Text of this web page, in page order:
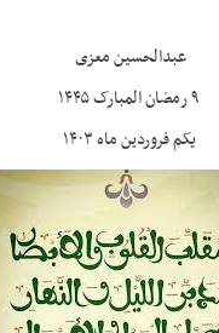
عبدالحسین معزی
۹ رمضان المبارک ۱۴۴۵
یکم فروردین ماه ۱۴۰۳